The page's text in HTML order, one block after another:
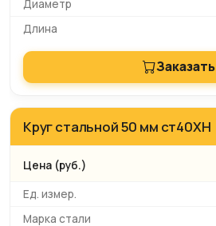
Заказать
Круг стальной 50 мм ст40ХН